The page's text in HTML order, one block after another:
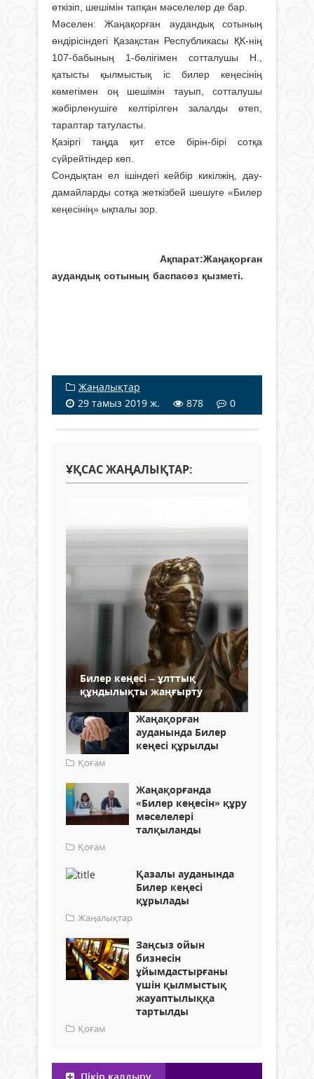
өткізіп, шешімін тапқан мәселелер де бар.
Мәселен: Жаңақорған аудандық сотының
өндірісіндегі Қазақстан Республикасы ҚК-нің
107-бабының 1-бөлігімен сотталушы Н.,
қатысты қылмыстық іс билер кеңесінің
көмегімен оң шешімін тауып, сотталушы
жәбірленушіге келтірілген залалды өтеп,
тараптар татуласты.
Қазіргі таңда қит етсе бірін-бірі сотқа
сүйрейтіндер көп.
Сондықтан ел ішіндегі кейбір кикілжің, дау-
дамайларды сотқа жеткізбей шешуге «Билер
кеңесінің» ықпалы зор.
Ақпарат:Жаңақорған
аудандық сотының баспасөз қызметі.
Жаңалықтар
29 тамыз 2019 ж.
878 0
ҰҚСАС ЖАҢАЛЫҚТАР:
Билер кеңесі – ұлттық
құндылықты жаңғырту
Жаңақорған
ауданында Билер
кеңесі құрылды
Қоғам
Жаңақорғанда
«Билер кеңесін» құру
мәселелері
талқыланды
Қоғам
Қазалы ауданында
Билер кеңесі
құрылады
Жаңалықтар
Заңсыз ойын
бизнесін
ұйымдастырғаны
үшін қылмыстық
жауаптылыққа
тартылды
Қоғам
Пікір қалдыру